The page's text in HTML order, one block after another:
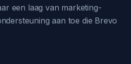
een laag van marketing-
aan toe die Brevo